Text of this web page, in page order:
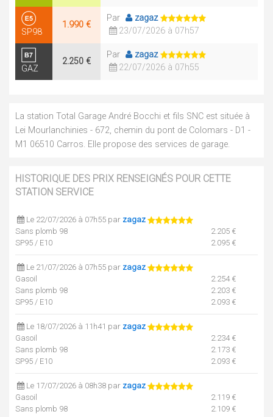
SP98
1.990 €
Par
zagaz
23/07/2026 à 07h57
GAZ
2.250 €
Par
zagaz
22/07/2026 à 07h55
La station Total Garage André Bocchi et fils SNC est située à
Lei Mourlanchinies - 672, chemin du pont de Colomars - D1 -
M1 06510 Carros. Elle propose des services de garage.
HISTORIQUE DES PRIX RENSEIGNÉS POUR CETTE
STATION SERVICE
Le 22/07/2026 à 07h55 par zagaz
Sans plomb 98
2.205 €
SP95 / E10
2.095 €
Le 21/07/2026 à 07h55 par zagaz
Gasoil
2.254 €
Sans plomb 98
2.203 €
SP95 / E10
2.093 €
Le 18/07/2026 à 11h41 par zagaz
Gasoil
2.234 €
Sans plomb 98
2.173 €
SP95 / E10
2.093 €
Le 17/07/2026 à 08h38 par zagaz
Gasoil
2.119 €
Sans plomb 98
2.109 €